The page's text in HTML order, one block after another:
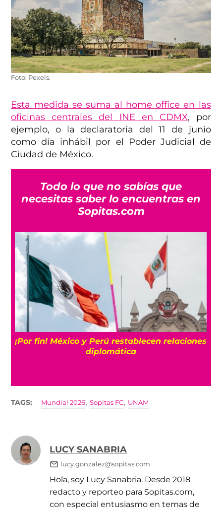
Foto: Pexels.
Esta medida se suma al home office en las
oficinas centrales del INE en CDMX, por
ejemplo, o la declaratoria del 11 de junio
como día inhábil por el Poder Judicial de
Ciudad de México.
Todo lo que no sabías que
necesitas saber lo encuentras en
Sopitas.com
¡Por fin! México y Perú restablecen relaciones
diplomática
TAGS: Mundial 2026,Sopitas FC, UNAM
LUCY SANABRIA
lucy.gonzalez@sopitas.com
Hola, soy Lucy Sanabria. Desde 2018
redacto y reporteo para Sopitas.com,
con especial entusiasmo en temas de